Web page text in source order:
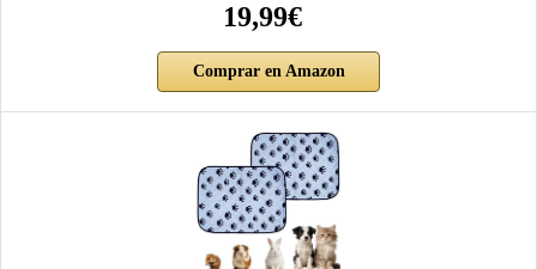
19,99€
Comprar en Amazon